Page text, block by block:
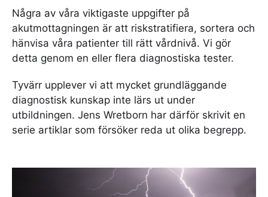
Några av våra viktigaste uppgifter på
akutmottagningen är att riskstratifiera, sortera och
hänvisa våra patienter till rätt vårdnivå. Vi gör
detta genom en eller flera diagnostiska tester.
Tyvärr upplever vi att mycket grundläggande
diagnostisk kunskap inte lärs ut under
utbildningen. Jens Wretborn har därför skrivit en
serie artiklar som försöker reda ut olika begrepp.